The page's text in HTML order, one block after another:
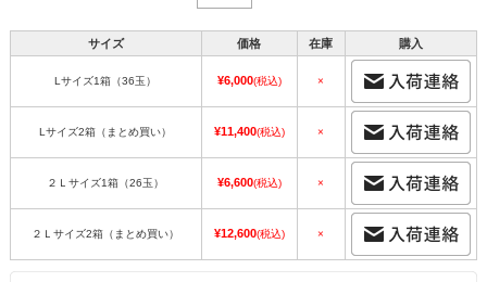
サイズ 価格 在庫 購入
Lサイズ1箱（36玉） ¥6,000(税込) ×
Lサイズ2箱（まとめ買い） ¥11,400(税込) ×
２Ｌサイズ1箱（26玉） ¥6,600(税込) ×
２Ｌサイズ2箱（まとめ買い） ¥12,600(税込) ×